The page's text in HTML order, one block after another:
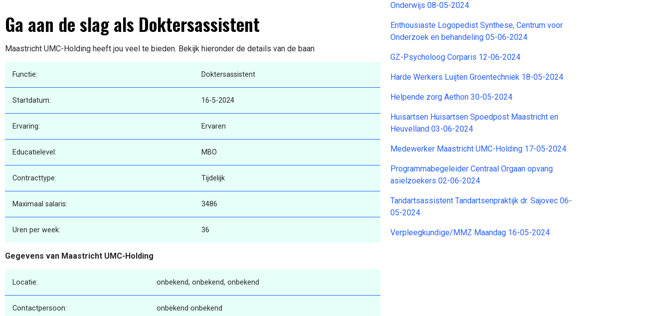
Ga aan de slag als Doktersassistent
Maastricht UMC-Holding heeft jou veel te bieden. Bekijk hieronder de details van de baan
Functie: Doktersassistent
Startdatum: 16-5-2024
Ervaring: Ervaren
Educatielevel: MBO
Contracttype: Tijdelijk
Maximaal salaris: 3486
Uren per week: 36
Gegevens van Maastricht UMC-Holding
Locatie: onbekend, onbekend, onbekend
Contactpersoon: onbekend onbekend
Onderwijs 08-05-2024
Enthousiaste Logopedist Synthese, Centrum voor
Onderzoek en behandeling 05-06-2024
GZ-Psycholoog Corparis 12-06-2024
Harde Werkers Luijten Groentechniek 18-05-2024
Helpende zorg Aethon 30-05-2024
Huisartsen Huisartsen Spoedpost Maastricht en
Heuvelland 03-06-2024
Medewerker Maastricht UMC-Holding 17-05-2024
Programmabegeleider Centraal Orgaan opvang
asielzoekers 02-06-2024
Tandartsassistent Tandartsenpraktijk dr. Sajovec 06-
05-2024
Verpleegkundige/MMZ Maandag 16-05-2024